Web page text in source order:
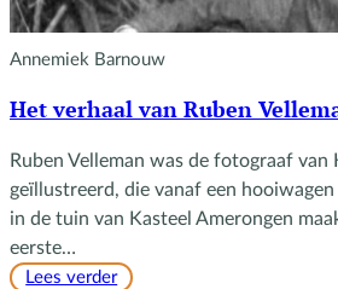
Annemiek Barnouw
Het verhaal van Ruben
Ruben Velleman was de fotograaf van
geïllustreerd, die vanaf een
in de tuin van Kasteel Amerongen
eerste…
Lees verder: